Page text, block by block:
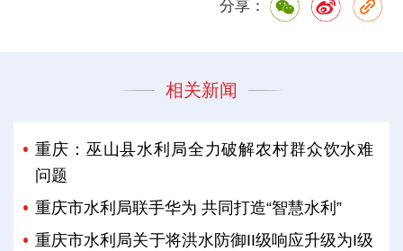
分享：
相关新闻
重庆：巫山县水利局全力破解农村群众饮水难
问题
重庆市水利局联手华为 共同打造“智慧水利”
重庆市水利局关于将洪水防御II级响应升级为I级